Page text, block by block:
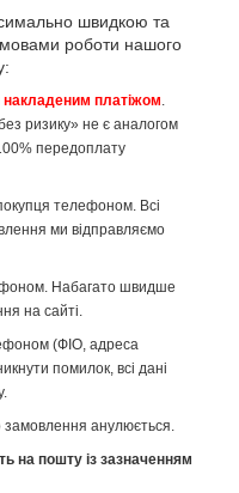
швидкою та
роботи нашого
платіжом
ризику» не є аналогом
передоплату
телефоном. Всі
ми відправляємо
Набагато швидше
на сайті.
(ФІО, адреса
помилок, всі дані
замовлення анулюється.
на пошту із зазначенням